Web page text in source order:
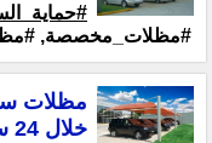
#مظلات_مخصصة,
مظلات
خلال 24 ساعة – اتصل 0557823301الرياض